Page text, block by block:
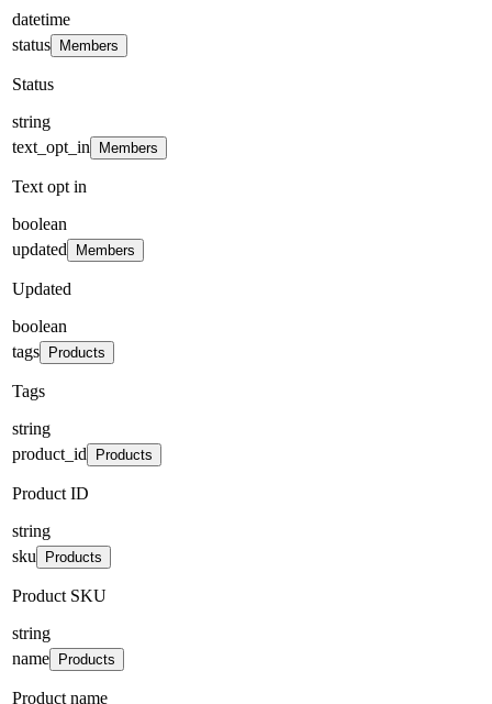
datetime
status
Members
Status
string
text_opt_in
Members
Text opt in
boolean
updated
Members
Updated
boolean
tags
Products
Tags
string
product_id
Products
Product ID
string
sku
Products
Product SKU
string
name
Products
Product name